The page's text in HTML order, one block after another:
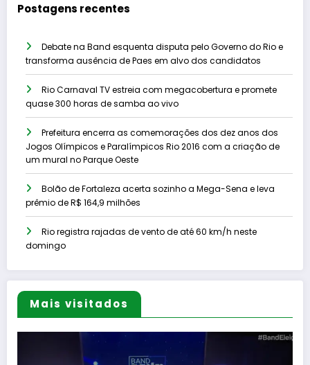
Postagens recentes
Debate na Band esquenta disputa pelo Governo do Rio e
transforma ausência de Paes em alvo dos candidatos
Rio Carnaval TV estreia com megacobertura e promete
quase 300 horas de samba ao vivo
Prefeitura encerra as comemorações dos dez anos dos
Jogos Olímpicos e Paralímpicos Rio 2016 com a criação de
um mural no Parque Oeste
Bolão de Fortaleza acerta sozinho a Mega-Sena e leva
prêmio de R$ 164,9 milhões
Rio registra rajadas de vento de até 60 km/h neste
domingo
Mais visitados